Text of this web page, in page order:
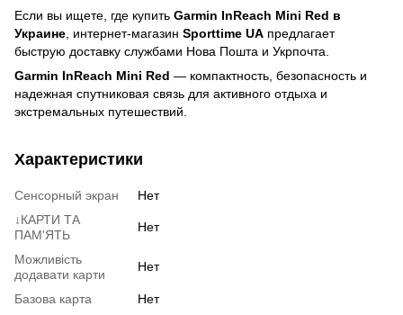
Если вы ищете, где купить Garmin InReach Mini Red в
Украине, интернет-магазин Sporttime UA предлагает
быструю доставку службами Нова Пошта и Укрпочта.
Garmin InReach Mini Red — компактность, безопасность и
надежная спутниковая связь для активного отдыха и
экстремальных путешествий.
Характеристики
Сенсорный экран
Нет
↓КАРТИ ТА
ПАМ'ЯТЬ
Нет
Можливість
додавати карти
Нет
Базова карта
Нет